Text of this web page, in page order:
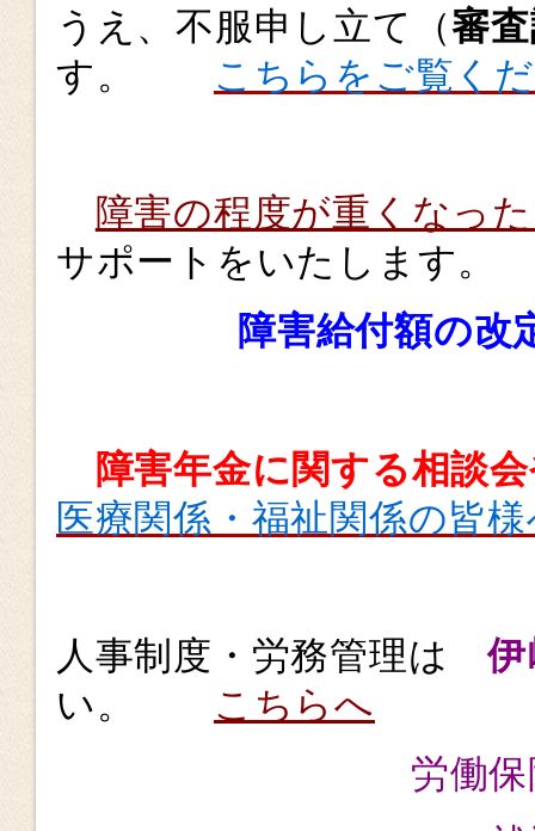
うえ、不服申し立て（審
す。 こちらをご覧く
障害の程度が重くなっ
サポートをいたします。
障害給付額の改
障害年金に関する相談
医療関係・福祉関係の皆
人事制度・労務管理は
い。 こちらへ
労働